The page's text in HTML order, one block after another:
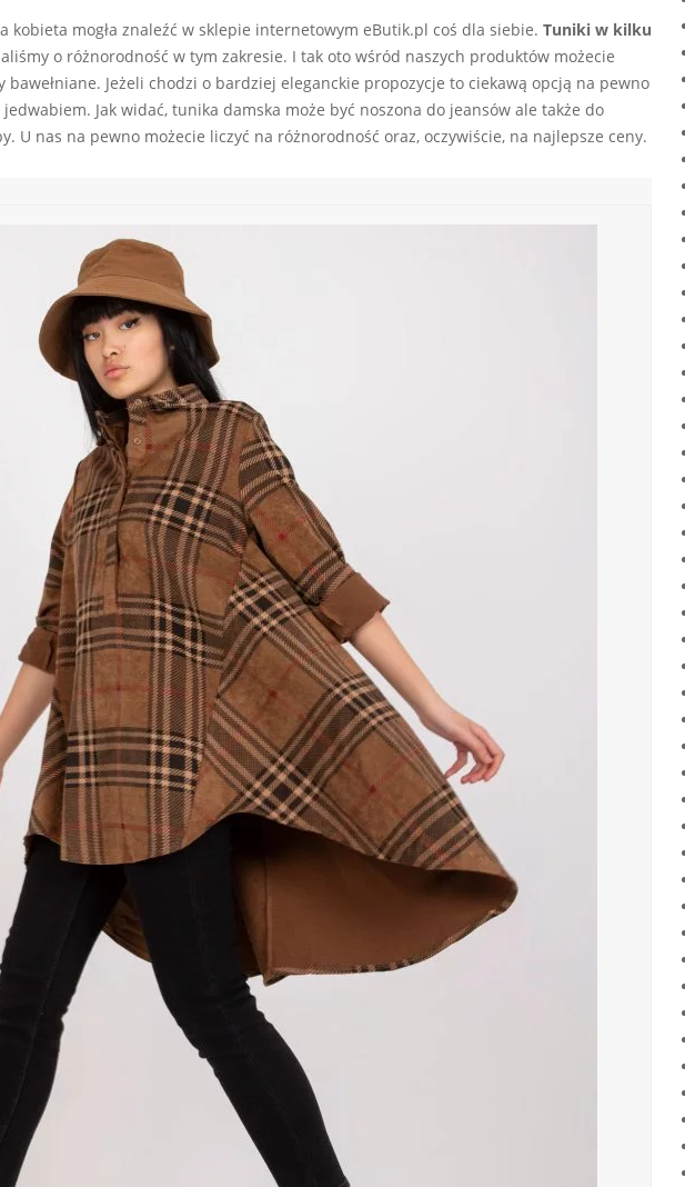
kobieta mogła znaleźć w sklepie internetowym eButik.pl coś dla siebie. Tuniki w kilku
o różnorodność w tym zakresie. I tak oto wśród naszych produktów możecie
bawełniane. Jeżeli chodzi o bardziej eleganckie propozycje to ciekawą opcją na pewno
Jak widać, tunika damska może być noszona do jeansów ale także do
U nas na pewno możecie liczyć na różnorodność oraz, oczywiście, na najlepsze ceny.